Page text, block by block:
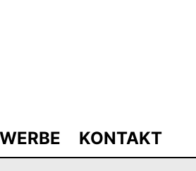
KONTAKT